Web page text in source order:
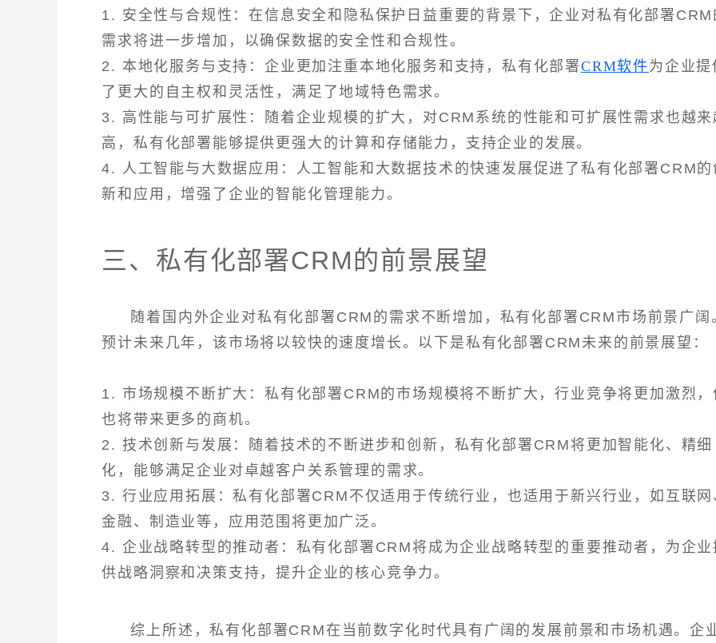
1. 安全性与合规性：在信息安全和隐私保护日益重要的背景下，企业对私有化部署CRM
需求将进一步增加，以确保数据的安全性和合规性。
2. 本地化服务与支持：企业更加注重本地化服务和支持，私有化部署CRM软件为企业提
了更大的自主权和灵活性，满足了地域特色需求。
3. 高性能与可扩展性：随着企业规模的扩大，对CRM系统的性能和可扩展性需求也越来
高，私有化部署能够提供更强大的计算和存储能力，支持企业的发展。
4. 人工智能与大数据应用：人工智能和大数据技术的快速发展促进了私有化部署CRM的
新和应用，增强了企业的智能化管理能力。
三、私有化部署CRM的前景展望
随着国内外企业对私有化部署CRM的需求不断增加，私有化部署CRM市场前景广阔
预计未来几年，该市场将以较快的速度增长。以下是私有化部署CRM未来的前景展望：
1. 市场规模不断扩大：私有化部署CRM的市场规模将不断扩大，行业竞争将更加激烈，
也将带来更多的商机。
2. 技术创新与发展：随着技术的不断进步和创新，私有化部署CRM将更加智能化、精细
化，能够满足企业对卓越客户关系管理的需求。
3. 行业应用拓展：私有化部署CRM不仅适用于传统行业，也适用于新兴行业，如互联网
金融、制造业等，应用范围将更加广泛。
4. 企业战略转型的推动者：私有化部署CRM将成为企业战略转型的重要推动者，为企业
供战略洞察和决策支持，提升企业的核心竞争力。
综上所述，私有化部署CRM在当前数字化时代具有广阔的发展前景和市场机遇。企